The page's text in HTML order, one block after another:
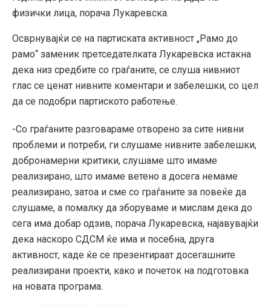
физички лица, порача Лукаревска.
Осврнувајќи се на партиската активност „Рамо до
рамо“ заменик претседателката Лукаревска истакна
дека низ средбите со граѓаните, се слуша нивниот
глас се ценат нивните коментари и забелешки, со цел
да се подобри партиското работење.
-Со граѓаните разговараме отворено за сите нивни
проблеми и потреби, ги слушаме нивните забелешки,
добронамерни критики, слушаме што имаме
реализирано, што имаме ветено а досега немаме
реализирано, затоа и сме со граѓаните за повеќе да
слушаме, а помалку да зборуваме и мислам дека до
сега има добар одзив, порача Лукаревска, најавувајќи
дека наскоро СДСМ ќе има и посебна, друга
активност, каде ќе се презентираат досегашните
реализирани проекти, како и почеток на подготовка
на новата програма.